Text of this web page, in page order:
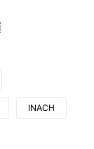
INACH